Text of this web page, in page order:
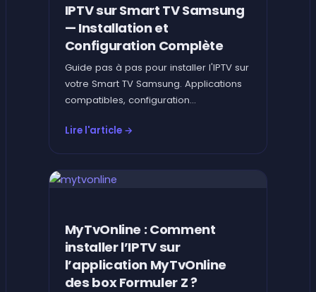
IPTV sur Smart TV Samsung
— Installation et
Configuration Complète
Guide pas à pas pour installer l'IPTV sur
votre Smart TV Samsung. Applications
compatibles, configuration…
Lire l'article →
MyTvOnline : Comment
installer l’IPTV sur
l’application MyTvOnline
des box Formuler Z ?